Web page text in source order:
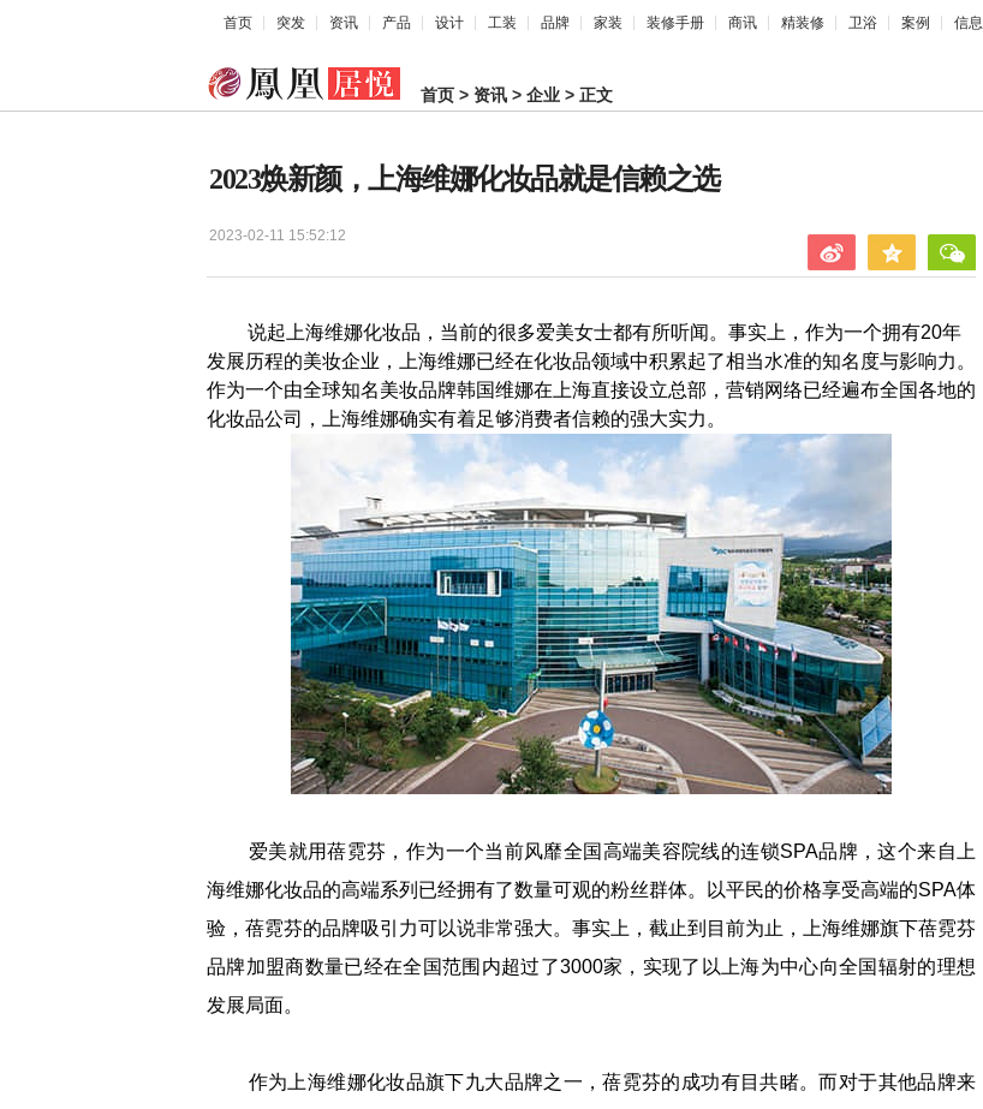
首页 突发 资讯 产品 设计 工装 品牌 家装 装修手册 商讯 精装修 卫浴 案例 信息
首页 > 资讯 > 企业 > 正文
2023焕新颜，上海维娜化妆品就是信赖之选
2023-02-11 15:52:12
说起上海维娜化妆品，当前的很多爱美女士都有所听闻。事实上，作为一个拥有20年
发展历程的美妆企业，上海维娜已经在化妆品领域中积累起了相当水准的知名度与影响力。
作为一个由全球知名美妆品牌韩国维娜在上海直接设立总部，营销网络已经遍布全国各地的
化妆品公司，上海维娜确实有着足够消费者信赖的强大实力。
爱美就用蓓霓芬，作为一个当前风靡全国高端美容院线的连锁SPA品牌，这个来自上
海维娜化妆品的高端系列已经拥有了数量可观的粉丝群体。以平民的价格享受高端的SPA体
验，蓓霓芬的品牌吸引力可以说非常强大。事实上，截止到目前为止，上海维娜旗下蓓霓芬
品牌加盟商数量已经在全国范围内超过了3000家，实现了以上海为中心向全国辐射的理想
发展局面。
作为上海维娜化妆品旗下九大品牌之一，蓓霓芬的成功有目共睹。而对于其他品牌来